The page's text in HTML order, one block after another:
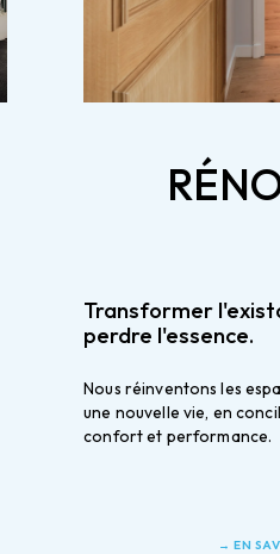
Transformer
perdre l'essence.
Nous réinventons les
une nouvelle vie, en
confort et performance.
→ EN